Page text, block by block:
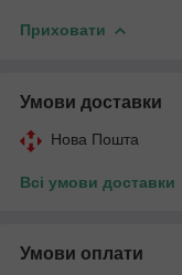
Приховати
Умови доставки
Нова Пошта
Всі умови доставки
Умови оплати